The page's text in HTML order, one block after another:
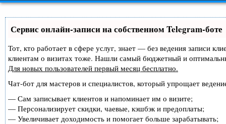
Сервис онлайн-записи на собственном Telegram-боте
Тот, кто работает в сфере услуг, знает — без ведения записи
клиентам о визитах тоже. Нашли самый бюджетный и
Для новых пользователей первый месяц бесплатно.
Чат-бот для мастеров и специалистов, который упрощает
— Сам записывает клиентов и напоминает им о визите;
— Персонализирует скидки, чаевые, кэшбэк и предоплаты;
— Увеличивает доходимость и помогает больше зарабатывать;